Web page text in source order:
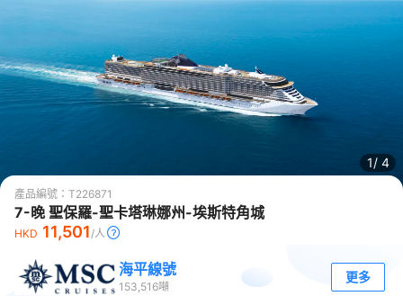
1/ 4
產品編號： T226871
7-晚 聖保羅-聖卡塔琳娜州-埃斯特角城
HKD 11,501/人
海平線號
153,516噸
更多